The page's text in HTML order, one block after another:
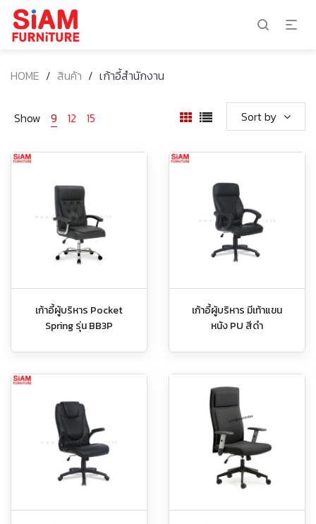
HOME / สินค้า / เก้าอี้สำนักงาน
Show 9 12 15 Sort by
เก้าอี้ผู้บริหาร Pocket
Spring รุ่น BB3P
เก้าอี้ผู้บริหาร มีเท้าแขน
หนัง PU สีดำ